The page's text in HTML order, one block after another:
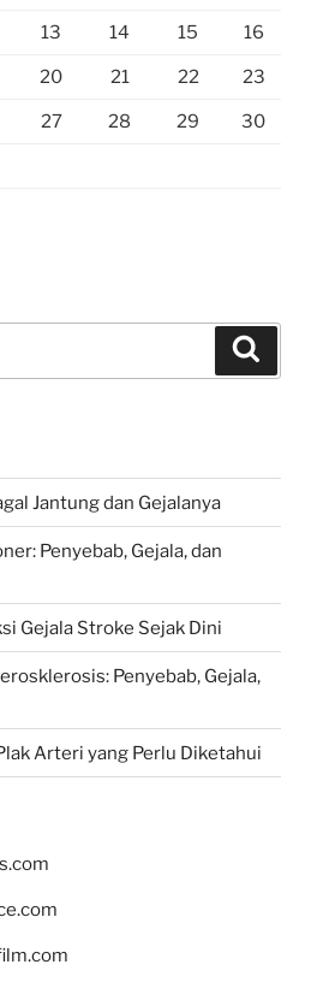
13 14 15 16
20 21 22 23
27 28 29 30
Jantung dan Gejalanya
Penyebab, Gejala, dan
Gejala Stroke Sejak Dini
Penyebab, Gejala,
Arteri yang Perlu Diketahui